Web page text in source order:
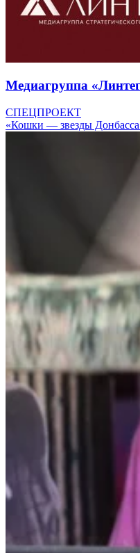
Медиагруппа
СПЕЦПРОЕКТ
«Кошки — звезды